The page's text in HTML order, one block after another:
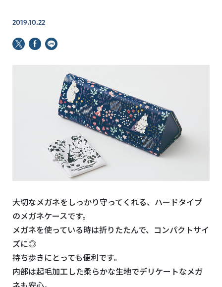
2019.10.22
大切なメガネをしっかり守ってくれる、ハードタイプ
のメガネケースです。
メガネを使っている時は折りたたんで、コンパクトサイ
ズに◎
持ち歩きにとっても便利です。
内部は起毛加工した柔らかな生地でデリケートなメガ